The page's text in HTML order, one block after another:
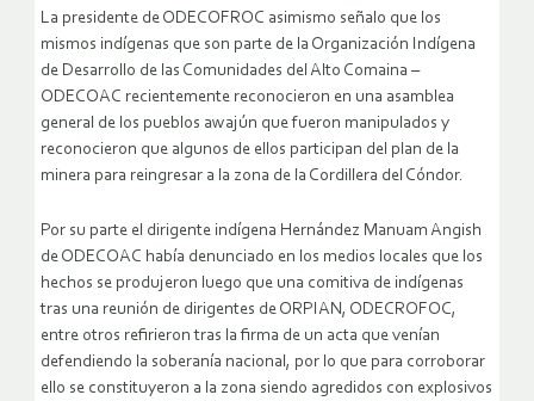
La presidente de ODECOFROC asimismo señalo que los
mismos indígenas que son parte de la Organización Indígena
de Desarrollo de las Comunidades del Alto Comaina –
ODECOAC recientemente reconocieron en una asamblea
general de los pueblos awajún que fueron manipulados y
reconocieron que algunos de ellos participan del plan de la
minera para reingresar a la zona de la Cordillera del Cóndor.
Por su parte el dirigente indígena Hernández Manuam Angish
de ODECOAC había denunciado en los medios locales que los
hechos se produjeron luego que una comitiva de indígenas
tras una reunión de dirigentes de ORPIAN, ODECROFOC,
entre otros refirieron tras la firma de un acta que venían
defendiendo la soberanía nacional, por lo que para corroborar
ello se constituyeron a la zona siendo agredidos con explosivos